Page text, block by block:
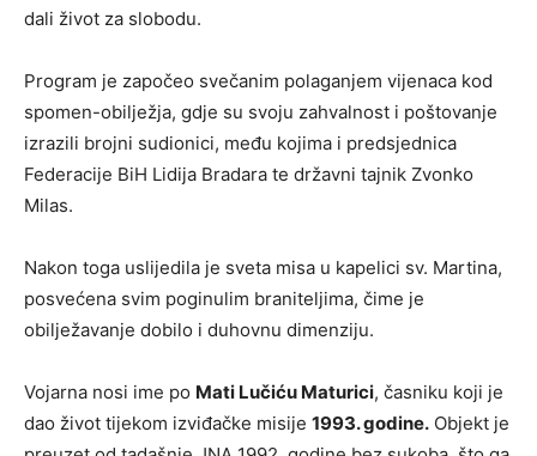
dali život za slobodu.
Program je započeo svečanim polaganjem vijenaca kod
spomen-obilježja, gdje su svoju zahvalnost i poštovanje
izrazili brojni sudionici, među kojima i predsjednica
Federacije BiH Lidija Bradara te državni tajnik Zvonko
Milas.
Nakon toga uslijedila je sveta misa u kapelici sv. Martina,
posvećena svim poginulim braniteljima, čime je
obilježavanje dobilo i duhovnu dimenziju.
Vojarna nosi ime po Mati Lučiću Maturici, časniku koji je
dao život tijekom izviđačke misije 1993. godine. Objekt je